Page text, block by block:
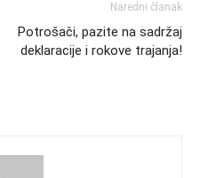
Naredni članak
Potrošači, pazite na sadržaj
deklaracije i rokove trajanja!